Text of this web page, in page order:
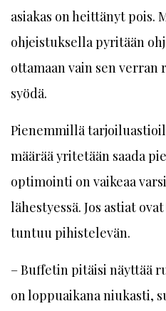
asiakas on heittänyt pois.
ohjeistuksella pyritään
ottamaan vain sen verran
syödä.
Pienemmillä
määrää yritetään saada
optimointi on vaikeaa
lähestyessä. Jos astiat
tuntuu pihistelevän.
– Buffetin pitäisi näyttää
on loppuaikana niukasti,